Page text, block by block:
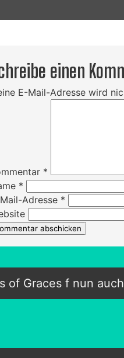
einen
E-Mail-Adresse wird
*
*
Adresse *
of Graces f nun